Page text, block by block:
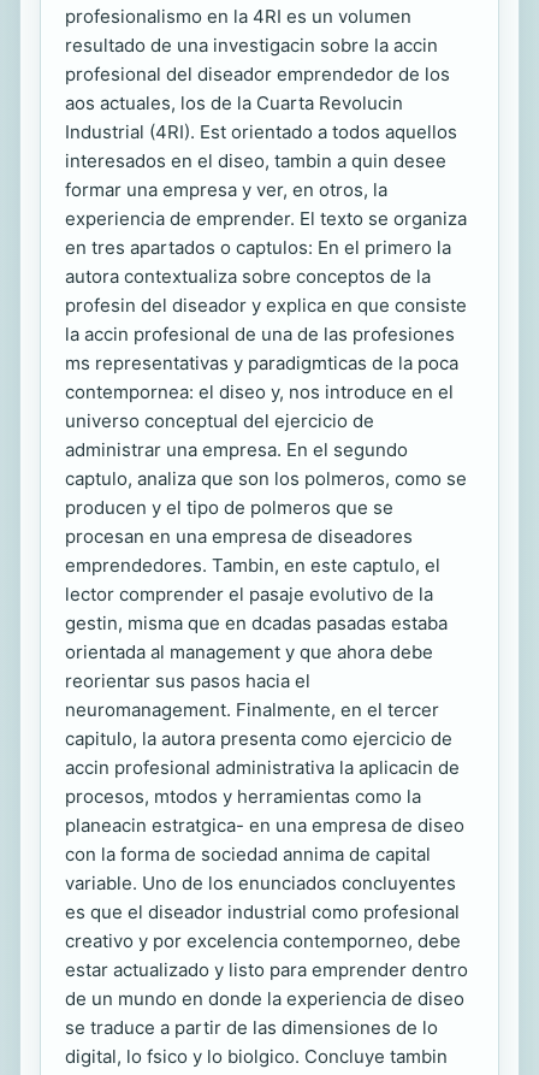
profesionalismo en la 4RI es un volumen
resultado de una investigacin sobre la accin
profesional del diseador emprendedor de los
aos actuales, los de la Cuarta Revolucin
Industrial (4RI). Est orientado a todos aquellos
interesados en el diseo, tambin a quin desee
formar una empresa y ver, en otros, la
experiencia de emprender. El texto se organiza
en tres apartados o captulos: En el primero la
autora contextualiza sobre conceptos de la
profesin del diseador y explica en que consiste
la accin profesional de una de las profesiones
ms representativas y paradigmticas de la poca
contempornea: el diseo y, nos introduce en el
universo conceptual del ejercicio de
administrar una empresa. En el segundo
captulo, analiza que son los polmeros, como se
producen y el tipo de polmeros que se
procesan en una empresa de diseadores
emprendedores. Tambin, en este captulo, el
lector comprender el pasaje evolutivo de la
gestin, misma que en dcadas pasadas estaba
orientada al management y que ahora debe
reorientar sus pasos hacia el
neuromanagement. Finalmente, en el tercer
capitulo, la autora presenta como ejercicio de
accin profesional administrativa la aplicacin de
procesos, mtodos y herramientas como la
planeacin estratgica- en una empresa de diseo
con la forma de sociedad annima de capital
variable. Uno de los enunciados concluyentes
es que el diseador industrial como profesional
creativo y por excelencia contemporneo, debe
estar actualizado y listo para emprender dentro
de un mundo en donde la experiencia de diseo
se traduce a partir de las dimensiones de lo
digital, lo fsico y lo biolgico. Concluye tambin